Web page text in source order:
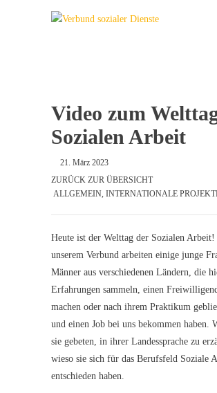
Video zum
Sozialen Arbeit
21. März 2023
ZURÜCK ZUR ÜBERSICHT
ALLGEMEIN, INTERNATIONALE
Heute ist der Welttag der Sozialen
unserem Verbund arbeiten einige junge
Männer aus verschiedenen Ländern, die
Erfahrungen sammeln, einen
machen oder nach ihrem Praktikum
und einen Job bei uns bekommen haben.
sie gebeten, in ihrer Landessprache zu
wieso sie sich für das Berufsfeld Soziale
entschieden haben.